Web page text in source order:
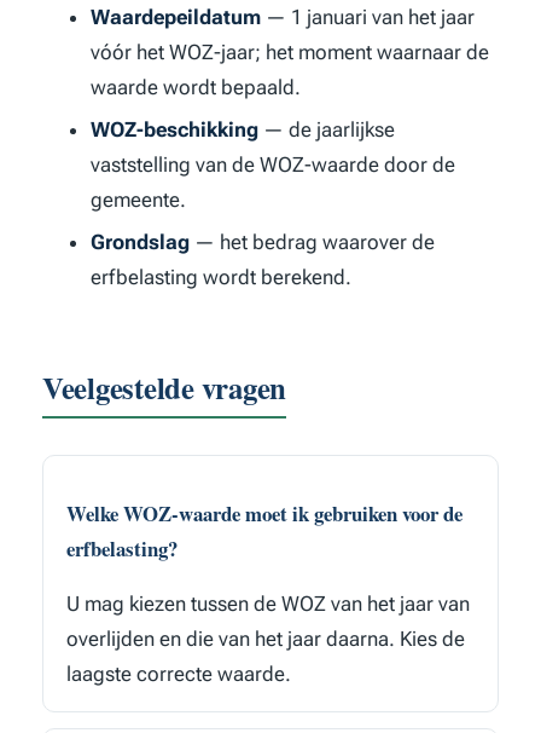
Waardepeildatum— 1 januari van het jaar
vóór het WOZ-jaar; het moment waarnaar de
waarde wordt bepaald.
WOZ-beschikking— de jaarlijkse
vaststelling van de WOZ-waarde door de
gemeente.
Grondslag— het bedrag waarover de
erfbelasting wordt berekend.
Veelgestelde vragen
Welke WOZ-waarde moet ik gebruiken voor de
erfbelasting?
U mag kiezen tussen de WOZ van het jaar van
overlijden en die van het jaar daarna. Kies de
laagste correcte waarde.